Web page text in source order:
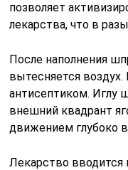
позволяет
лекарства, что в
После наполнения
вытесняется
антисептиком. Иглу
внешний квадрант
движением глубоко
Лекарство